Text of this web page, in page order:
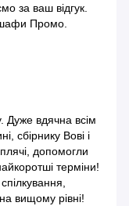
за ваш відгук.
шафи Промо.
Дуже вдячна всім
сбірнику Вові і
допомогли
терміни!
вищому рівні!